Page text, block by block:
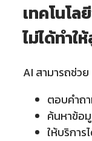
เทคโนโล
ไม่ได้ทำใ
AI สามารถช่วย
ตอบคำถ
ค้นหาข้อ
ให้บริกา